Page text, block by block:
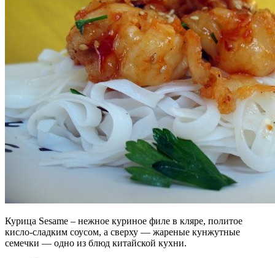
Курица Sesame – нежное куриное филе в кляре, политое
кисло-сладким соусом, а сверху — жареные кунжутные
семечки — одно из блюд китайской кухни.